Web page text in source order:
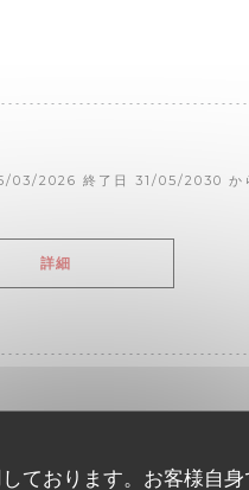
ております。お客様自
03/2026 終了日 31/05/2030
詳細((新しいウィンドウで開